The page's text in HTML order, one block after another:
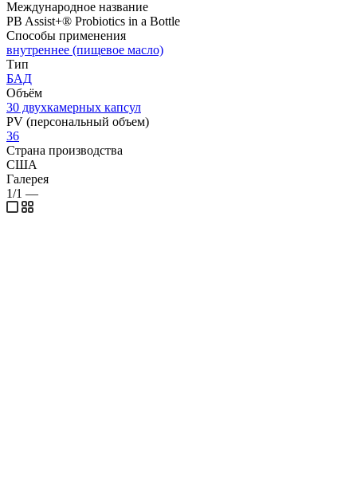
Международное название
PB Assist+® Probiotics in a Bottle
Способы применения
внутреннее (пищевое масло)
Тип
БАД
Объём
30 двухкамерных капсул
PV (персональный объем)
36
Страна производства
США
Галерея
1/1 —